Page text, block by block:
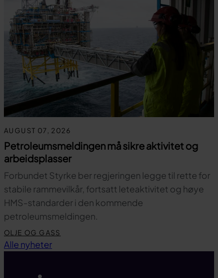
AUGUST 07, 2026
Petroleumsmeldingen må sikre aktivitet og
arbeidsplasser
Forbundet Styrke ber regjeringen legge til rette for
stabile rammevilkår, fortsatt leteaktivitet og høye
HMS-standarder i den kommende
petroleumsmeldingen.
OLJE OG GASS
Alle nyheter